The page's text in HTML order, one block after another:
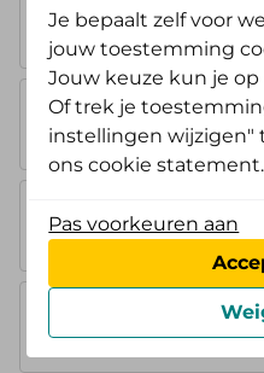
AV Instap
geen vergoeding
AV Opstap
geen vergoeding
AV Doorstap
geen vergoeding
max. € 120,-
Je bepaalt zelf voor
jouw toestemming
Jouw keuze kun je
Of trek je
instellingen wijzigen"
ons cookie statement.
Pas voorkeuren aan